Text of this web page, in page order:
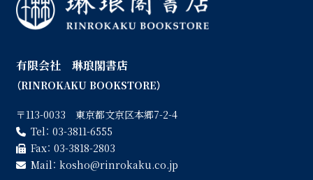
有限会社 琳琅閣書店
（RINROKAKU BOOKSTORE）
〒113-0033 東京都文京区本郷7-2-4
Tel： 03-3811-6555
Fax： 03-3818-2803
Mail： kosho
rinrokaku.co.jp